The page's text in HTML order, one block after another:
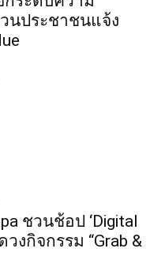
นประชาชนแจ้ง
ชวนช้อป ‘Digital
งกิจกรรม “Grab &